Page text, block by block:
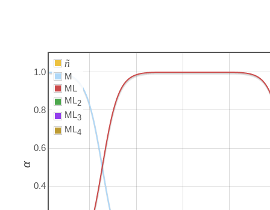
0.4
0.6
0.8
1.0
ñ
M
ML
ML2
ML3
ML4
α